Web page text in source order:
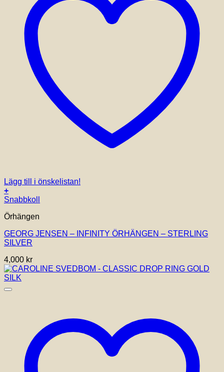
Lägg till i önskelistan!
+
Snabbkoll
Örhängen
GEORG JENSEN – INFINITY ÖRHÄNGEN – STERLING
SILVER
4,000 kr